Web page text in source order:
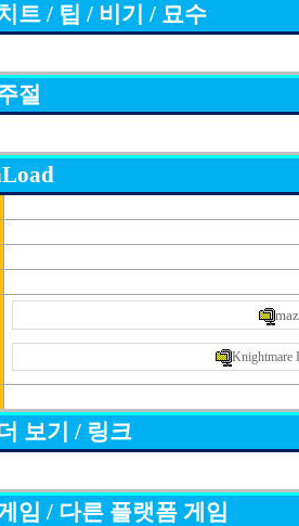
트 / 팁 / 비기 / 묘수
절
Knightmare
보기 / 링크
임 / 다른 플랫폼 게임